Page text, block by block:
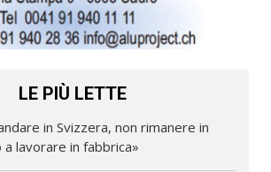
LE PIÙ LETTE
in Svizzera, non rimanere in
a lavorare in fabbrica»